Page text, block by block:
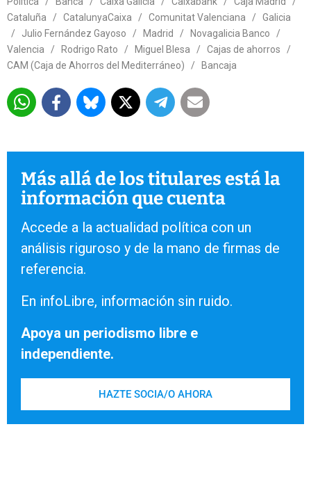
Cataluña
/ CatalunyaCaixa / Comunitat Valenciana /
Galicia
/
Julio Fernández Gayoso / Madrid / Novagalicia Banco
/
Valencia
/ Rodrigo Rato / Miguel Blesa / Cajas de ahorros
/
CAM (Caja de Ahorros del Mediterráneo)
/ Bancaja
Más allá de los titulares está la
información que cuenta
Accede a la actualidad política con un
análisis riguroso y de la mano de firmas de
referencia.
En infoLibre, información sin ruido.
Apoya un periodismo libre e
independiente.
HAZTE SOCIA/O AHORA